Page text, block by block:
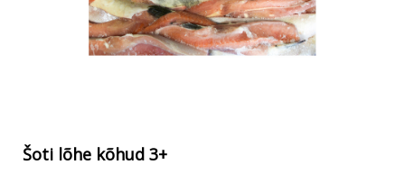
Šoti lõhe kõhud 3+